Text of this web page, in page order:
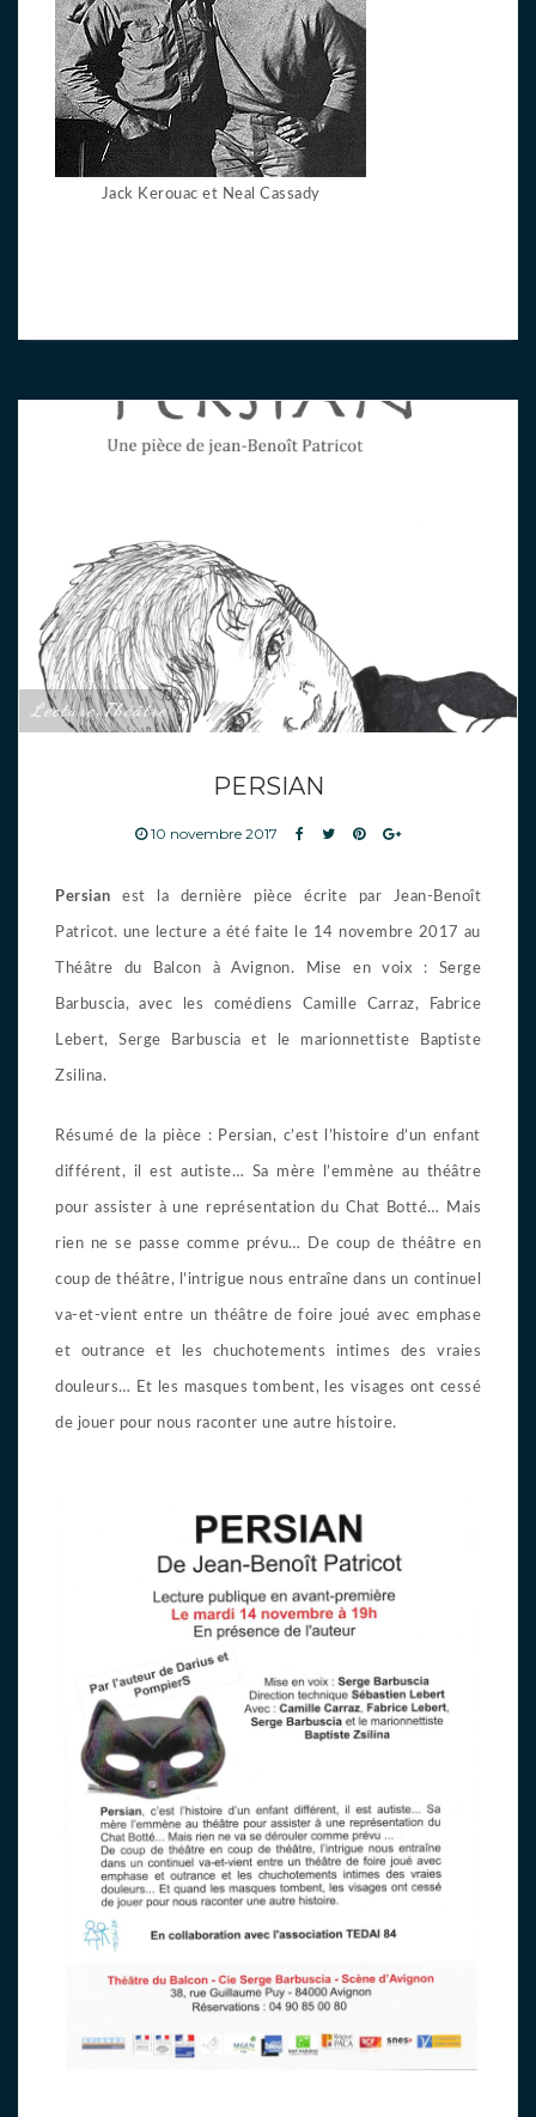
Jack Kerouac et Neal Cassady
Lecture,Théâtre
PERSIAN
10 novembre 2017
Persian est la dernière pièce écrite par Jean-Benoît
Patricot. une lecture a été faite le 14 novembre 2017 au
Théâtre du Balcon à Avignon. Mise en voix : Serge
Barbuscia, avec les comédiens Camille Carraz, Fabrice
Lebert, Serge Barbuscia et le marionnettiste Baptiste
Zsilina.
Résumé de la pièce : Persian, c’est l’histoire d’un enfant
différent, il est autiste… Sa mère l’emmène au théâtre
pour assister à une représentation du Chat Botté… Mais
rien ne se passe comme prévu… De coup de théâtre en
coup de théâtre, l’intrigue nous entraîne dans un continuel
va-et-vient entre un théâtre de foire joué avec emphase
et outrance et les chuchotements intimes des vraies
douleurs… Et les masques tombent, les visages ont cessé
de jouer pour nous raconter une autre histoire.